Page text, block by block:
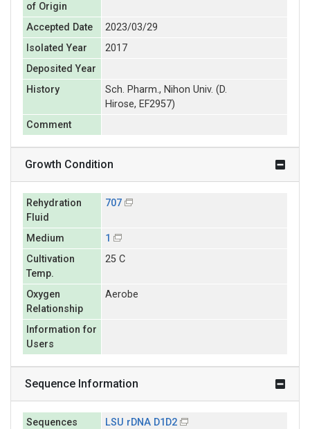
of Origin
Accepted Date
2023/03/29
Isolated Year
2017
Deposited Year
History
Sch. Pharm., Nihon Univ. (D.
Hirose, EF2957)
Comment
Growth Condition
Rehydration
Fluid
707
Medium
1
Cultivation
Temp.
25 C
Oxygen
Relationship
Aerobe
Information for
Users
Sequence Information
Sequences
LSU rDNA D1D2